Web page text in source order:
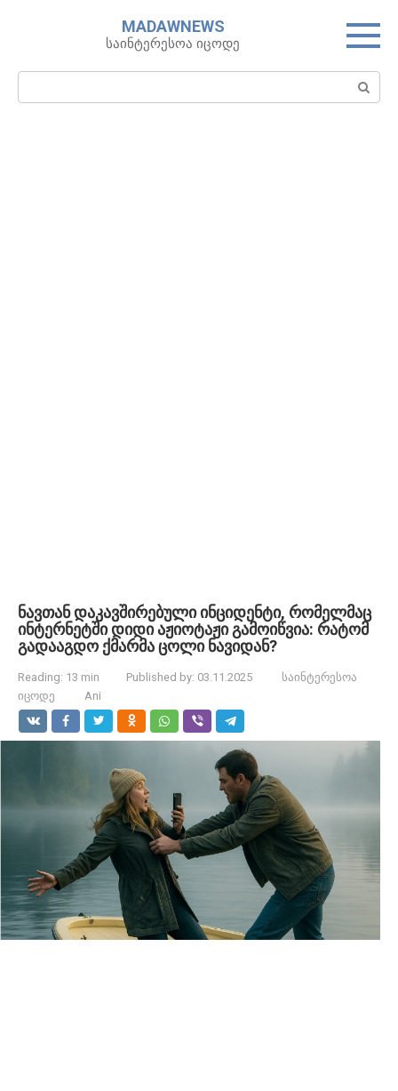
MADAWNEWS
საინტერესოა იცოდე
Search:
ნავთან დაკავშირებული ინციდენტი, რომელმაც
ინტერნეტში დიდი აჟიოტაჟი გამოიწვია: რატომ
გადააგდო ქმარმა ცოლი ნავიდან?
Reading: 13 min Published by: 03.11.2025
საინტერესოა
იცოდე
Ani